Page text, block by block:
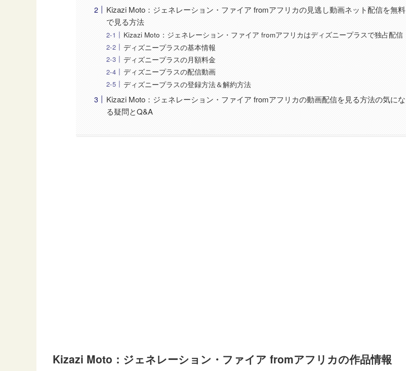
Kizazi Moto：ジェネレーション・ファイア fromアフリカの見逃し動画ネット配信を無料
で見る方法
Kizazi Moto：ジェネレーション・ファイア fromアフリカはディズニープラスで独占配信
ディズニープラスの基本情報
ディズニープラスの月額料金
ディズニープラスの配信動画
ディズニープラスの登録方法＆解約方法
Kizazi Moto：ジェネレーション・ファイア fromアフリカの動画配信を見る方法の気にな
る疑問とQ&A
Kizazi Moto：ジェネレーション・ファイア fromアフリカの作品情報